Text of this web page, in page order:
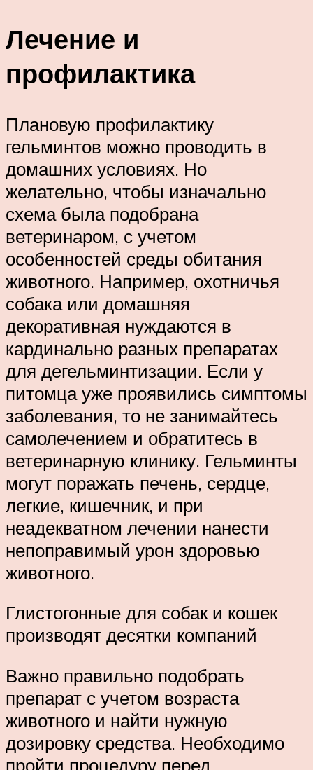
Лечение и
профилактика
Плановую профилактику
гельминтов можно проводить в
домашних условиях. Но
желательно, чтобы изначально
схема была подобрана
ветеринаром, с учетом
особенностей среды обитания
животного. Например, охотничья
собака или домашняя
декоративная нуждаются в
кардинально разных препаратах
для дегельминтизации. Если у
питомца уже проявились симптомы
заболевания, то не занимайтесь
самолечением и обратитесь в
ветеринарную клинику. Гельминты
могут поражать печень, сердце,
легкие, кишечник, и при
неадекватном лечении нанести
непоправимый урон здоровью
животного.
Глистогонные для собак и кошек
производят десятки компаний
Важно правильно подобрать
препарат с учетом возраста
животного и найти нужную
дозировку средства. Необходимо
пройти процедуру перед